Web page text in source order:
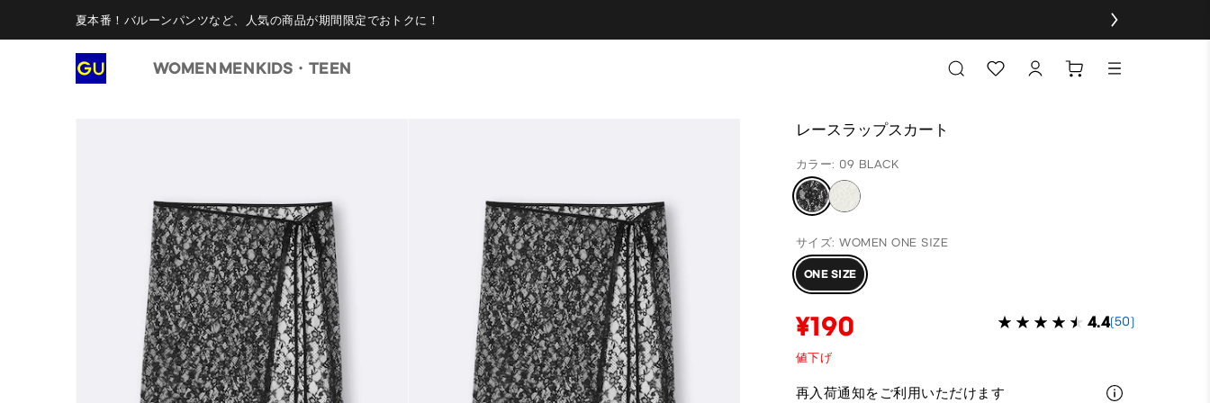
夏本番！バルーンパンツなど、人気の商品が期間限定でおトクに！
WOMEN MENKIDS・TEEN
レースラップスカート
カラー: 09 BLACK
サイズ: WOMEN ONE SIZE
ONE SIZE
¥190 4.4(50)
値下げ
再入荷通知をご利用いただけます